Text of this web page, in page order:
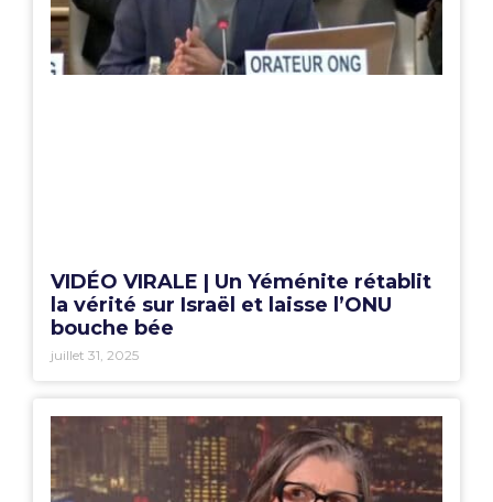
VIDÉO VIRALE | Un Yéménite rétablit
la vérité sur Israël et laisse l’ONU
bouche bée
juillet 31, 2025